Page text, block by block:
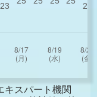
スパート機関